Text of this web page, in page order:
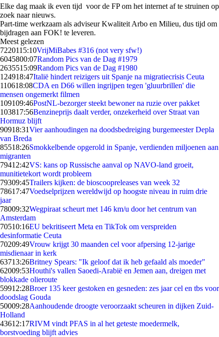
Elke dag maak ik even tijd voor de FP om het internet af te struinen op
zoek naar nieuws.
Part-time werkzaam als adviseur Kwaliteit Arbo en Milieu, dus tijd om
bijdragen aan FOK! te leveren.
Meest gelezen
7220115:10VrijMiBabes #316 (not very sfw!)
6045800:07Random Pics van de Dag #1979
2635515:09Random Pics van de Dag #1980
124918:47Italië hindert reizigers uit Spanje na migratiecrisis Ceuta
110618:08CDA en D66 willen ingrijpen tegen 'gluurbrillen' die
mensen ongemerkt filmen
109109:46PostNL-bezorger steekt bewoner na ruzie over pakket
103817:56Benzineprijs daalt verder, onzekerheid over Straat van
Hormuz blijft
90918:31Vier aanhoudingen na doodsbedreiging burgemeester Depla
van Breda
85518:26Smokkelbende opgerold in Spanje, verdienden miljoenen aan
migranten
79412:42VS: kans op Russische aanval op NAVO-land groeit,
munitietekort wordt probleem
79309:45Trailers kijken: de bioscoopreleases van week 32
78617:47Voedselprijzen wereldwijd op hoogste niveau in ruim drie
jaar
78009:32Wegpiraat scheurt met 146 km/u door het centrum van
Amsterdam
70510:16EU bekritiseert Meta en TikTok om verspreiden
desinformatie Ceuta
70209:49Vrouw krijgt 30 maanden cel voor afpersing 12-jarige
misdienaar in kerk
63713:26Britney Spears: "Ik geloof dat ik heb gefaald als moeder"
62009:53Houthi's vallen Saoedi-Arabië en Jemen aan, dreigen met
blokkade olieroute
59912:28Broer 135 keer gestoken en gesneden: zes jaar cel en tbs voor
doodslag Gouda
50009:28Aanhoudende droogte veroorzaakt scheuren in dijken Zuid-
Holland
43612:17RIVM vindt PFAS in al het geteste moedermelk,
borstvoeding blijft advies